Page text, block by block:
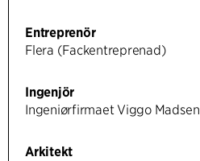
Entreprenör
Flera (Fackentreprenad)
Ingenjör
Ingeniørfirmaet Viggo Madsen
Arkitekt